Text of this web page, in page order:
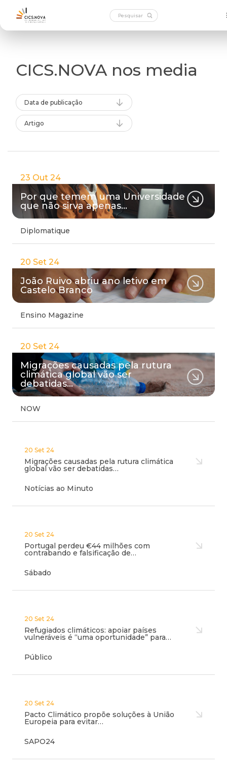
CICS.NOVA nos media
Data de publicação
Artigo
23 Out 24
Por que temem uma Universidade
que não sirva apenas…
Diplomatique
20 Set 24
João Ruivo abriu ano letivo em
Castelo Branco
Ensino Magazine
20 Set 24
Migrações causadas pela rutura
climática global vão ser
debatidas…
NOW
20 Set 24
Migrações causadas pela rutura climática
global vão ser debatidas…
Notícias ao Minuto
20 Set 24
Portugal perdeu €44 milhões com
contrabando e falsificação de…
Sábado
20 Set 24
Refugiados climáticos: apoiar países
vulneráveis é “uma oportunidade” para…
Público
20 Set 24
Pacto Climático propõe soluções à União
Europeia para evitar…
SAPO24